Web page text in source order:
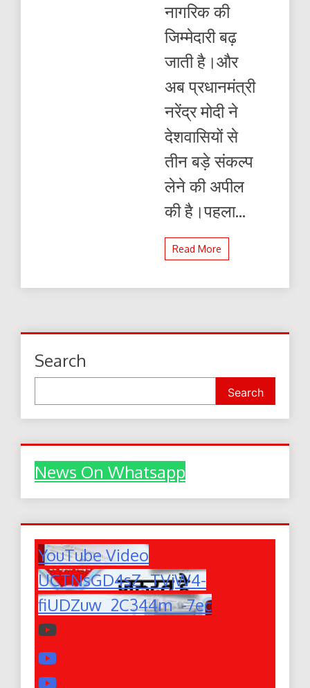
नागरिक की
जिम्मेदारी बढ़
जाती है।और
अब प्रधानमंत्री
नरेंद्र मोदी ने
देशवासियों से
तीन बड़े संकल्प
लेने की अपील
की है।पहला...
Read More
Search
Search
News On Whatsapp
YouTube Video
UCTNsGD4sZ_TVjW4-
fiUDZuw_2C344m_-7ec